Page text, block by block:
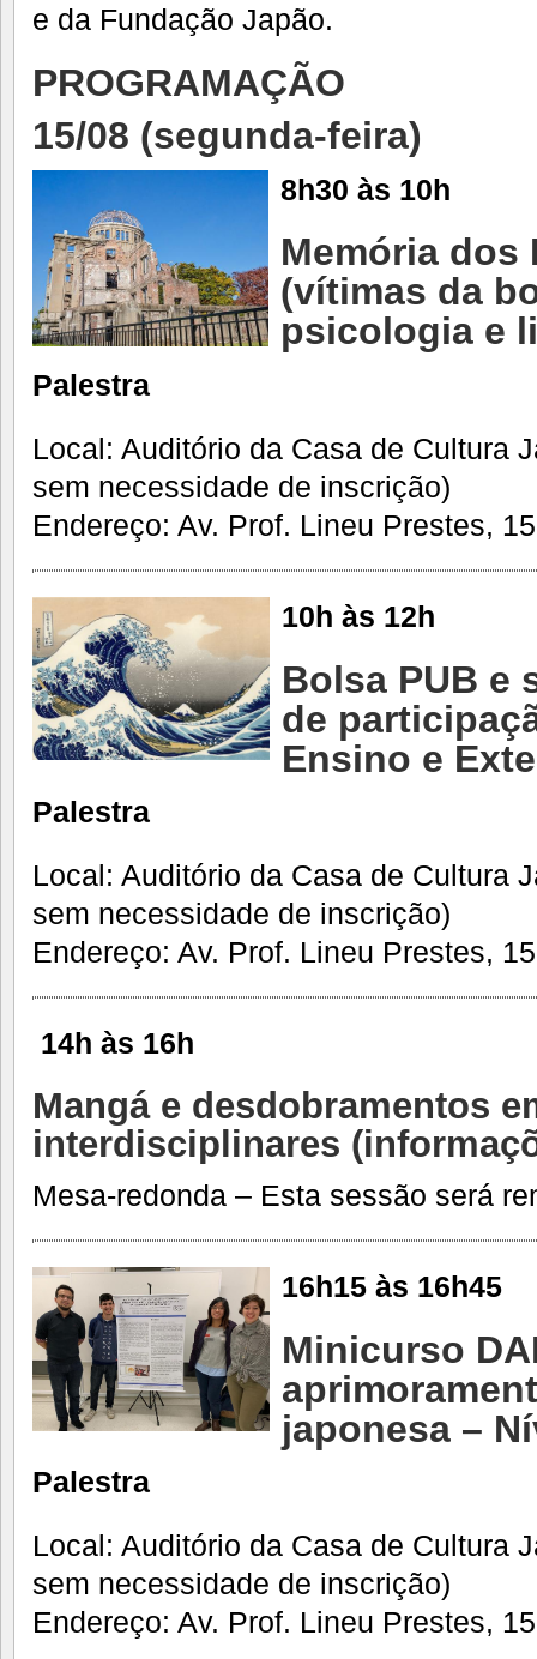
e da Fundação Japão.
PROGRAMAÇÃO
15/08 (segunda-feira)
8h30 às 10h
Memória dos
(vítimas da
psicologia e
Palestra
Local: Auditório da Casa de Cultura
sem necessidade de inscrição)
Endereço: Av. Prof. Lineu Prestes,
10h às 12h
Bolsa PUB e
de
Ensino e
Palestra
Local: Auditório da Casa de Cultura
sem necessidade de inscrição)
Endereço: Av. Prof. Lineu Prestes,
14h às 16h
Mangá e desdobramentos
interdisciplinares
Mesa-redonda – Esta sessão será
16h15 às 16h45
Minicurso
japonesa –
Palestra
Local: Auditório da Casa de Cultura
sem necessidade de inscrição)
Endereço: Av. Prof. Lineu Prestes,